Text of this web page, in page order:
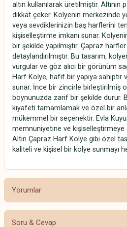
altın kullanılarak üretilmiştir. Altının
dikkat çeker. Kolyenin merkezinde
veya sevdiklerinizin baş harflerini
kişiselleştirme imkanı sunar.
bir şekilde yapılmıştır. Çapraz
detaylandırılmıştır. Bu tasarım,
vurgular ve göz alıcı bir görünüm
Harf Kolye, hafif bir yapıya sahiptir
sunar. İnce bir zincirle birleştirilmiş
boynunuzda zarif bir şekilde durur.
kıyafeti tamamlamak ve özel bir
mükemmel bir seçenektir. Evla
memnuniyetine ve
Altın Çapraz Harf Kolye gibi özel
kaliteli ve kişisel bir kolye sunmayı
Yorumlar
Soru & Cevap